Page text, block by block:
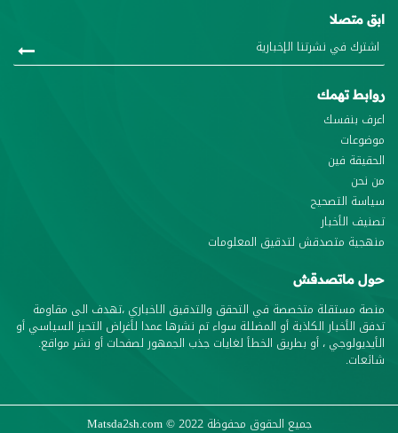
ابق متصلا
روابط تهمك
اعرف بنفسك
موضوعات
الحقيقة فين
من نحن
سياسة التصحيح
تصنيف الأخبار
منهجية متصدقش لتدقيق المعلومات
حول ماتصدقش
منصة مستقلة متخصصة في التحقق والتدقيق الاخباري ،تهدف الى مقاومة
تدفق الأخبار الكاذبة أو المضللة سواء تم نشرها عمدا لأغراض التحيز السياسي أو
الأيديولوجي ، أو بطريق الخطأ لغايات جذب الجمهور لصفحات أو نشر مواقع.
شائعات.
جميع الحقوق محفوظة Matsda2sh.com© 2022